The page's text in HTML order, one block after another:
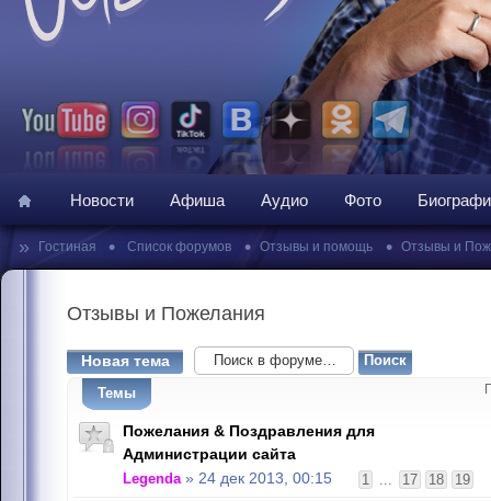
Новости Афиша Аудио Фото
» Гостиная • Список форумов • Отзывы и помощь • Отзывы и
Отзывы и Пожелания
Новая тема
Темы
Пожелания & Поздравления для
Администрации сайта
1 ... 17 18 19
Legenda» 24 дек 2013, 00:15